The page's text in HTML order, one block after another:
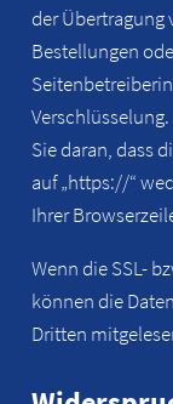
der Übertragung
Bestellungen
Sie daran, dass
auf „https://“
Ihrer
Wenn die SSL-
können die
Dritten